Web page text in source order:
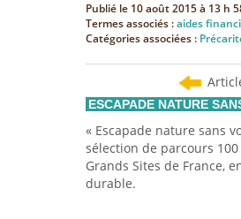
Publié le 10 août 2015 à 13 h
Termes associés :aides
Catégories associées :
ESCAPADE NATURE
« Escapade nature sans
sélection de parcours
Grands Sites de France,
durable.